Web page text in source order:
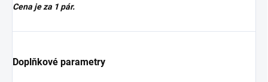
Cena je za 1 pár.
Doplňkové parametry